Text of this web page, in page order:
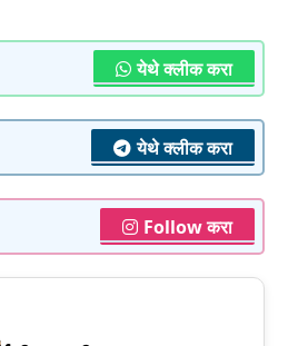
येथे क्लीक करा
येथे क्लीक करा
Follow करा